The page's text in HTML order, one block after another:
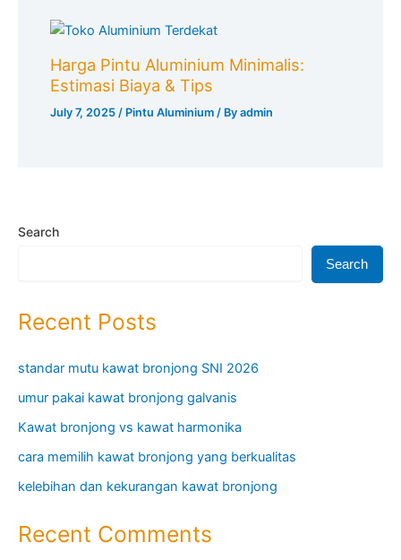
Harga Pintu Aluminium Minimalis:
Estimasi Biaya & Tips
July 7, 2025/ Pintu Aluminium / Byadmin
Search
Search
Recent Posts
standar mutu kawat bronjong SNI 2026
umur pakai kawat bronjong galvanis
Kawat bronjong vs kawat harmonika
cara memilih kawat bronjong yang berkualitas
kelebihan dan kekurangan kawat bronjong
Recent Comments